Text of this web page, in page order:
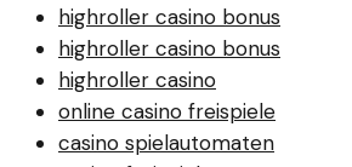
highroller casino bonus
highroller casino bonus
highroller casino
online casino freispiele
casino spielautomaten